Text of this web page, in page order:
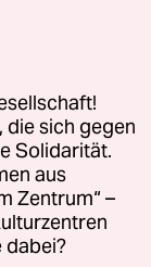
für Genehmigungen
AGB
die sich gegen
Solidarität.
aus
Zentrum“ –
dabei?